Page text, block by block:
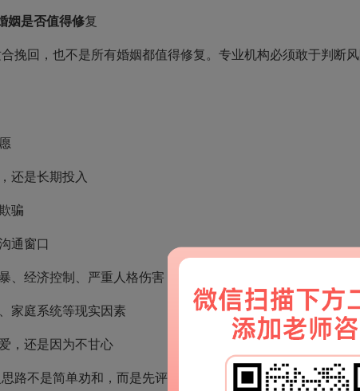
姻是否值得修复
回，也不是所有婚姻都值得修复。专业机构必须敢于判断风
是长期投入
骗
通窗口
经济控制、严重人格伤害
庭系统等现实因素
还是因为不甘心
不是简单劝和，而是先评估婚姻价值和修复窗口。能修复的